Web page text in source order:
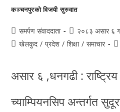
कञ्चनपुरको विजयी सुरुवात
समर्पण संवाददाता
२०८३ असार ६
खेलकुद / प्रदेश / शिक्षा / समाचार
असार ६ ,धनगढी :
च्याम्पियनसिप अन्तर्गत